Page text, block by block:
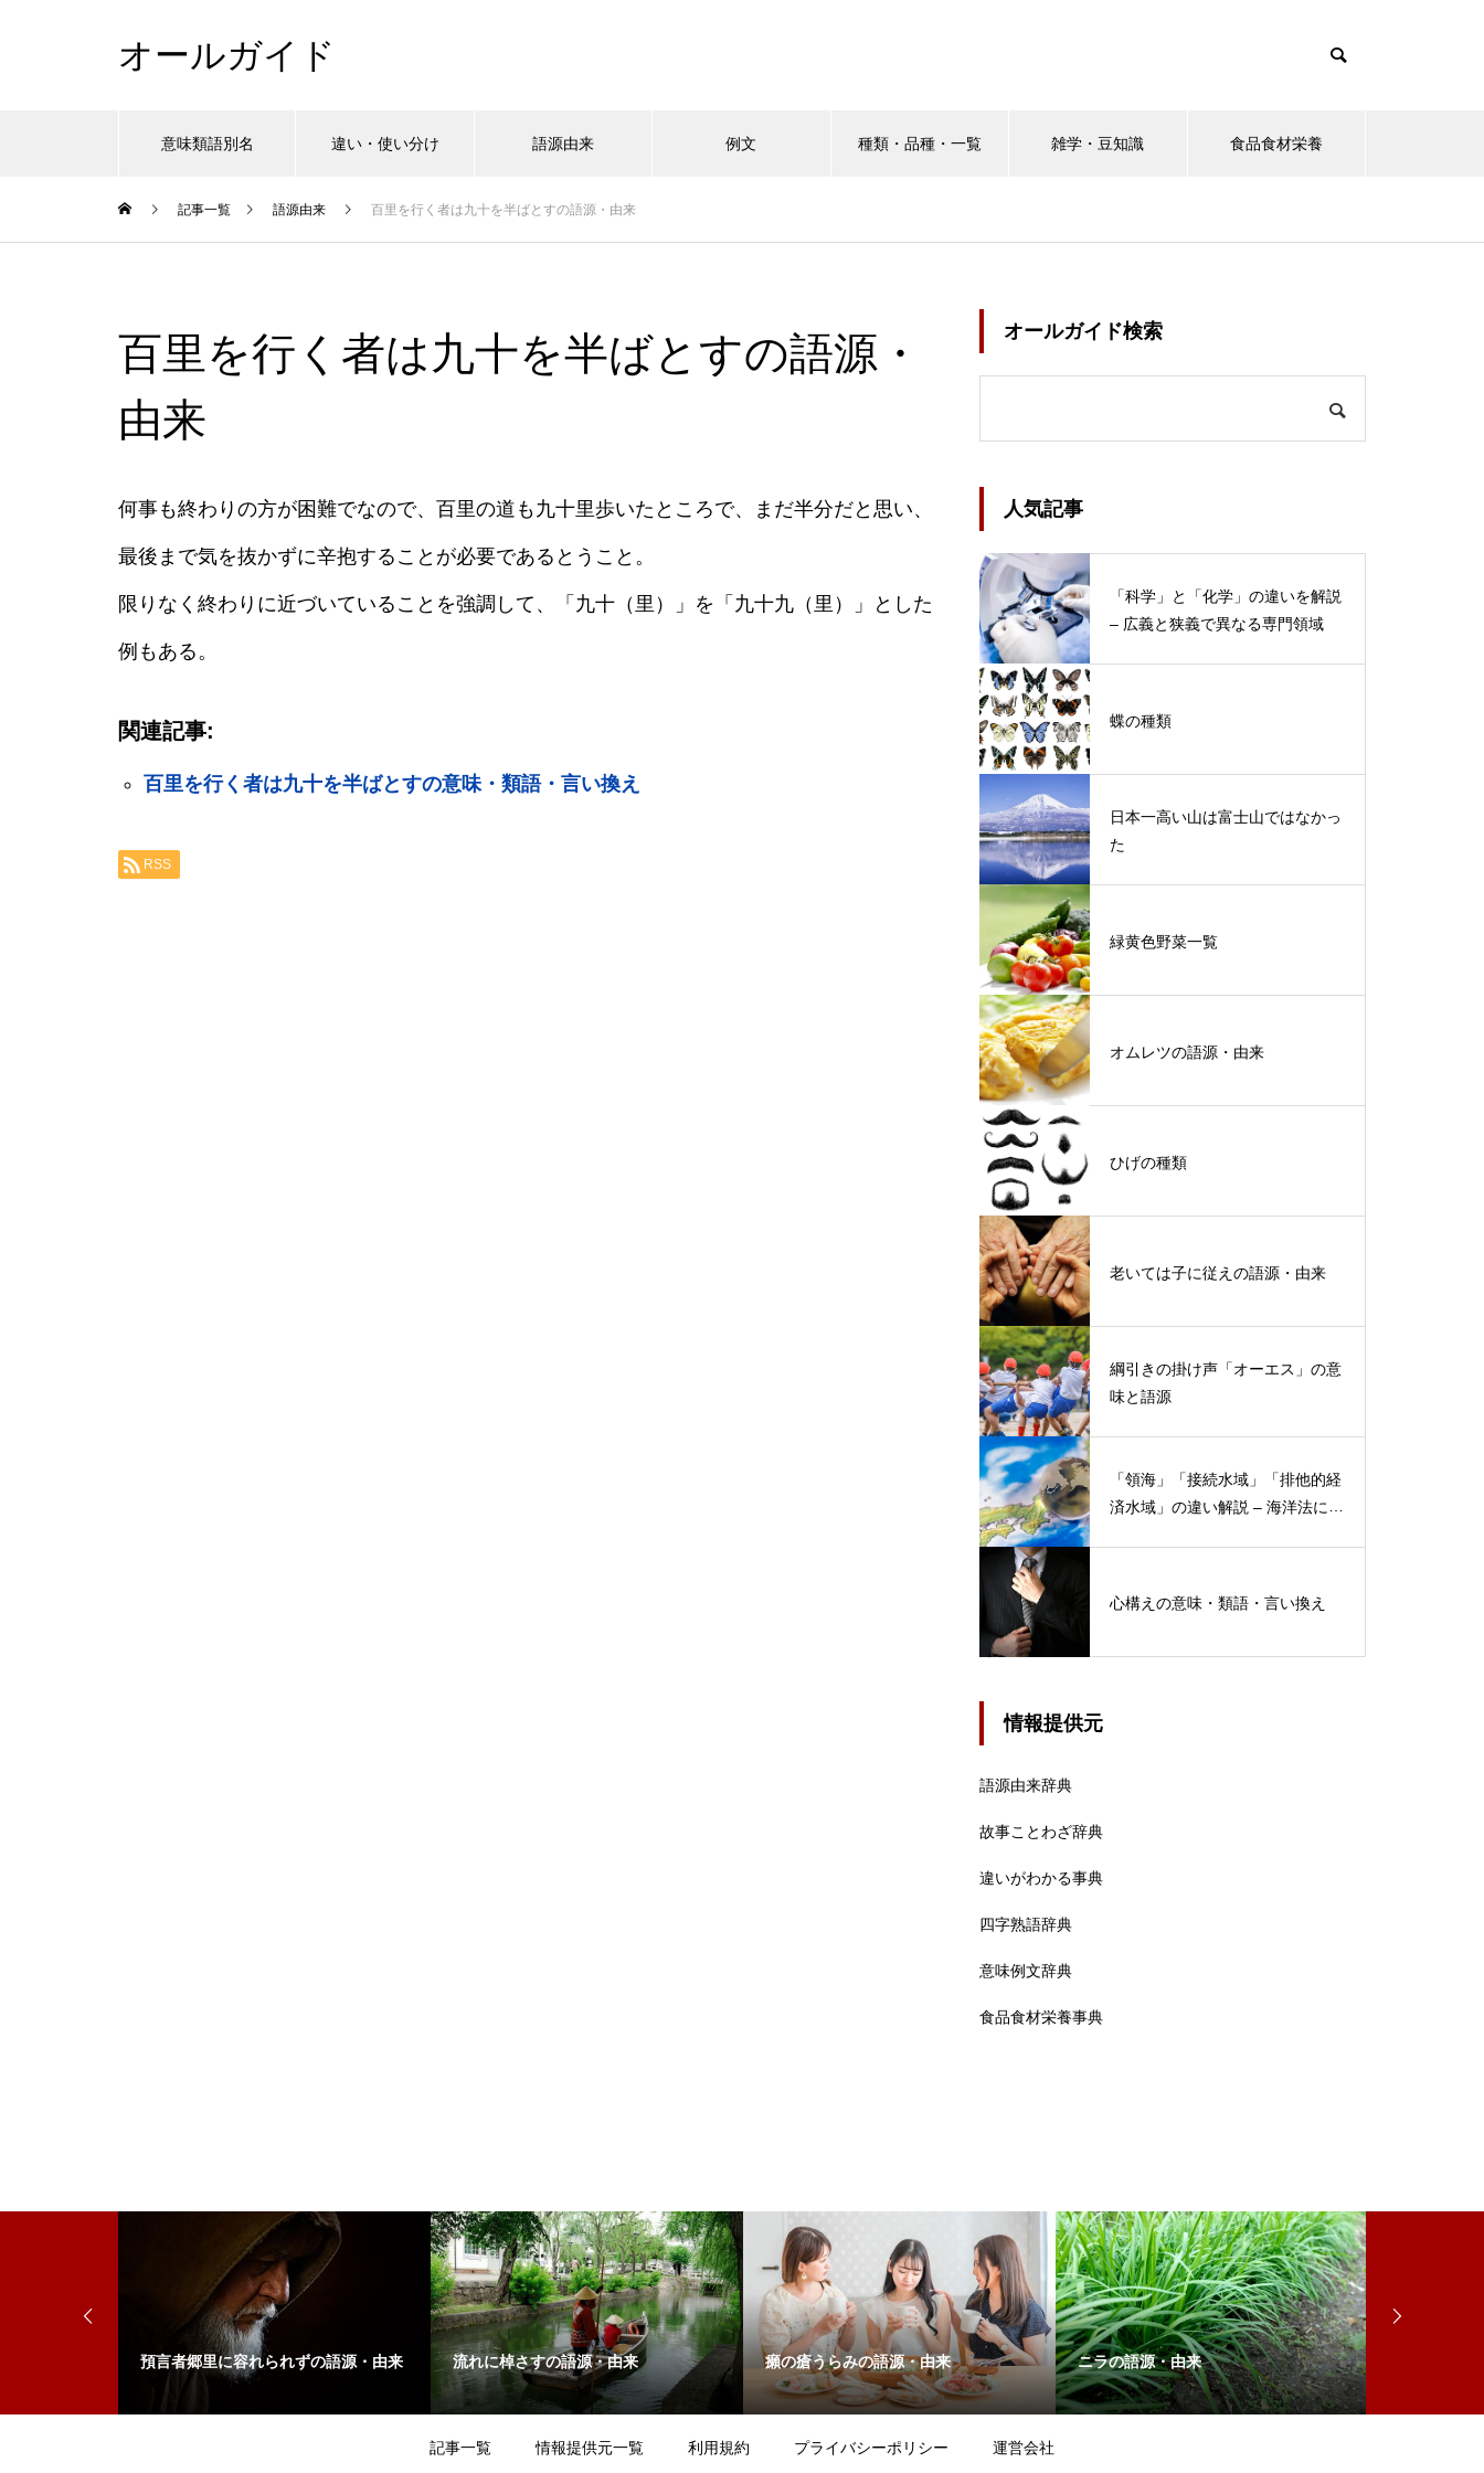
オールガイド
意味類語別名 違い・使い分け 語源由来 例文 種類・品種・一覧 雑学・豆知識 食品食材栄養
記事一覧 語源由来 百里を行く者は九十を半ばとすの語源・由来
百里を行く者は九十を半ばとすの語源・
由来
何事も終わりの方が困難でなので、百里の道も九十里歩いたところで、まだ半分だと思い、
最後まで気を抜かずに辛抱することが必要であるとうこと。
限りなく終わりに近づいていることを強調して、「九十（里）」を「九十九（里）」とした
例もある。
関連記事:
百里を行く者は九十を半ばとすの意味・類語・言い換え
RSS
オールガイド検索
人気記事
「科学」と「化学」の違いを解説
– 広義と狭義で異なる専門領域
蝶の種類
日本一高い山は富士山ではなかっ
た
緑黄色野菜一覧
オムレツの語源・由来
ひげの種類
老いては子に従えの語源・由来
綱引きの掛け声「オーエス」の意
味と語源
「領海」「接続水域」「排他的経
済水域」の違い解説 – 海洋法にお
心構えの意味・類語・言い換え
情報提供元
語源由来辞典
故事ことわざ辞典
違いがわかる事典
四字熟語辞典
意味例文辞典
食品食材栄養事典
預言者郷里に容れられずの語源・由来 流れに棹さすの語源・由来 癩の瘡うらみの語源・由来 ニラの語源・由来
記事一覧 情報提供元一覧 利用規約 プライバシーポリシー 運営会社